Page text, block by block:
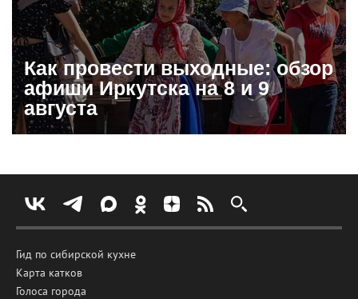
Как провести выходные: обзор
афиши Иркутска на 8 и 9
августа
Гид по сибирской кухне
Карта катков
Голоса города